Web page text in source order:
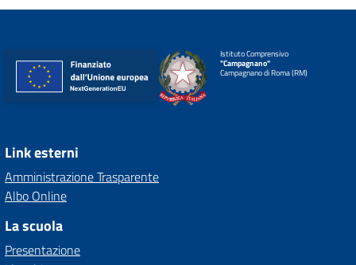
Istituto Comprensivo
"Campagnano"
Campagnano di Roma (RM)
Link esterni
Amministrazione Trasparente
Albo Online
La scuola
Presentazione